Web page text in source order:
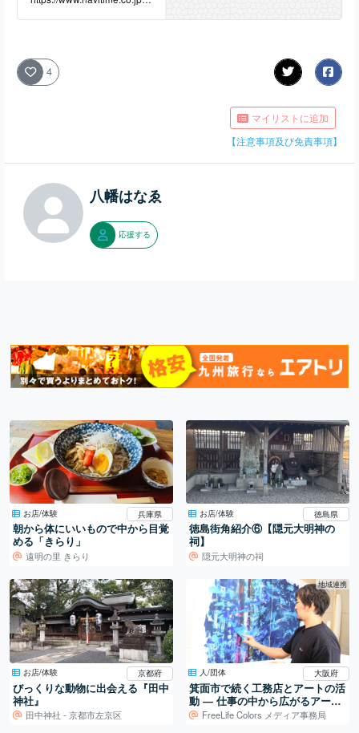
NAVITIME
地図などの情報を見ること
ができます。とんちんかん
停、周辺スポットなどの情
報も調べることができま
4
マイリストに追加
【注意事項及び免責事項】
八幡はなゑ
応援する
お店/体験 兵庫県
朝から体にいいもので中から目覚
める「きらり」
遠明の里 きらり
お店/体験 徳島県
徳島街角紹介⑥【隠元大明神の
祠】
隠元大明神の祠
お店/体験 京都府
びっくりな動物に出会える『田中
神社』
田中神社 - 京都市左京区
地域連携
人/団体 大阪府
箕面市で続く工務店とアートの活
動 ― 仕事の中から広がるアート
制作FreeLife Colors メディア事務局